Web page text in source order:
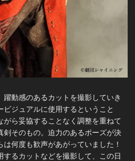
躍動感のあるカットを撮影していき
ビジュアルに使用するということ
がら妥協することなく調整を重ねて
剣そのもの。迫力のあるポーズが決
は何度も歓声があがっていました！
するカットなどを撮影して、この日